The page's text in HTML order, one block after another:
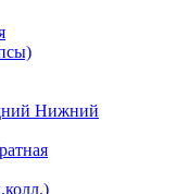
Нижний